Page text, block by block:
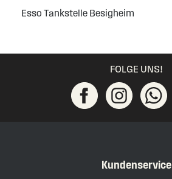
Esso Tankstelle Besigheim
FOLGE UNS!
Kundenservice